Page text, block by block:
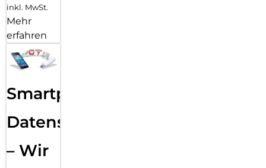
inkl. MwSt.
Mehr
erfahren
Smartphone
Datensicherung
– Wir